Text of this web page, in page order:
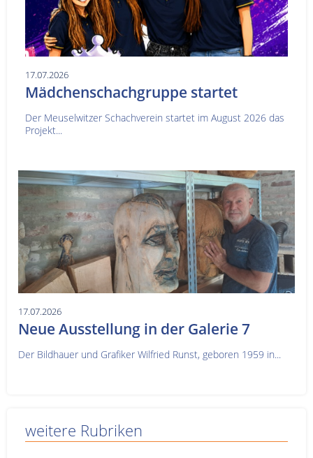
17.07.2026
Mädchenschachgruppe startet
Der Meuselwitzer Schachverein startet im August 2026 das
Projekt...
17.07.2026
Neue Ausstellung in der Galerie 7
Der Bildhauer und Grafiker Wilfried Runst, geboren 1959 in...
weitere Rubriken